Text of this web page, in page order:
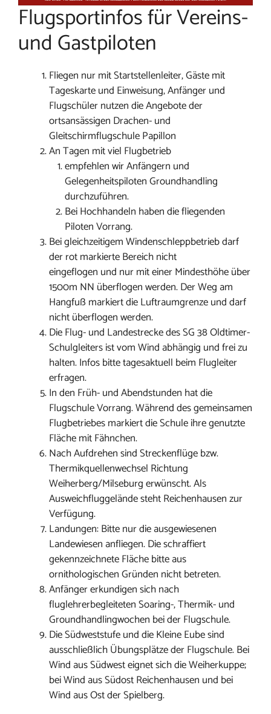
Flugsportinfos für Vereins-
und Gastpiloten
Fliegen nur mit Startstellenleiter, Gäste mit
Tageskarte und Einweisung, Anfänger und
Flugschüler nutzen die Angebote der
ortsansässigen Drachen- und
Gleitschirmflugschule Papillon
An Tagen mit viel Flugbetrieb
empfehlen wir Anfängern und
Gelegenheitspiloten Groundhandling
durchzuführen.
Bei Hochhandeln haben die fliegenden
Piloten Vorrang.
Bei gleichzeitigem Windenschleppbetrieb darf
der rot markierte Bereich nicht
eingeflogen und nur mit einer Mindesthöhe über
1500m NN überflogen werden. Der Weg am
Hangfuß markiert die Luftraumgrenze und darf
nicht überflogen werden.
Die Flug- und Landestrecke des SG 38 Oldtimer-
Schulgleiters ist vom Wind abhängig und frei zu
halten. Infos bitte tagesaktuell beim Flugleiter
erfragen.
In den Früh- und Abendstunden hat die
Flugschule Vorrang. Während des gemeinsamen
Flugbetriebes markiert die Schule ihre genutzte
Fläche mit Fähnchen.
Nach Aufdrehen sind Streckenflüge bzw.
Thermikquellenwechsel Richtung
Weiherberg/Milseburg erwünscht. Als
Ausweichfluggelände steht Reichenhausen zur
Verfügung.
Landungen: Bitte nur die ausgewiesenen
Landewiesen anfliegen. Die schraffiert
gekennzeichnete Fläche bitte aus
ornithologischen Gründen nicht betreten.
Anfänger erkundigen sich nach
fluglehrerbegleiteten Soaring-, Thermik- und
Groundhandlingwochen bei der Flugschule.
Die Südweststufe und die Kleine Eube sind
ausschließlich Übungsplätze der Flugschule. Bei
Wind aus Südwest eignet sich die Weiherkuppe;
bei Wind aus Südost Reichenhausen und bei
Wind aus Ost der Spielberg.